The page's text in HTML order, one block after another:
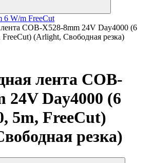
6 W/m FreeCut
COB-X528-8mm 24V Day4000 (6
(Arlight, Свободная резка)
лента COB-
24V Day4000 (6
5m, FreeCut)
резка)